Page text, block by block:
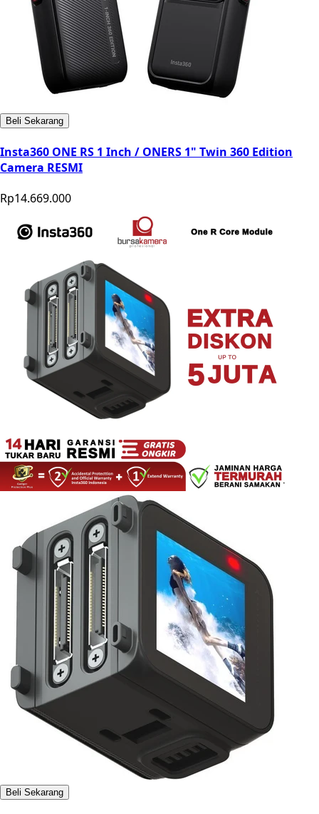
Beli Sekarang
Insta360 ONE RS 1 Inch / ONERS 1" Twin 360 Edition
Camera RESMI
Rp14.669.000
Beli Sekarang